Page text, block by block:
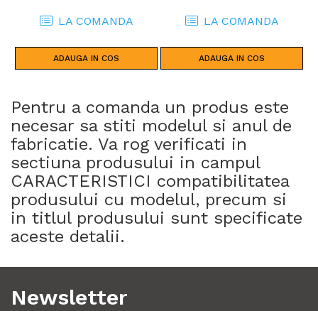
LA COMANDA
ADAUGA IN COS
LA COMANDA
ADAUGA IN COS
Pentru a comanda un produs este
necesar sa stiti modelul si anul de
fabricatie. Va rog verificati in
sectiuna produsului in campul
CARACTERISTICI compatibilitatea
produsului cu modelul, precum si
in titlul produsului sunt specificate
aceste detalii.
Newsletter